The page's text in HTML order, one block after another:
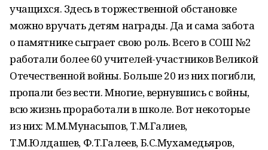
учащихся. Здесь в торжественной обстановке
можно вручать детям награды. Да и сама забота
о памятнике сыграет свою роль. Всего в СОШ №2
работали более 60 учителей-участников Великой
Отечественной войны. Больше 20 из них погибли,
пропали без вести. Многие, вернувшись с войны,
всю жизнь проработали в школе. Вот некоторые
из них: М.М.Мунасыпов, Т.М.Галиев,
Т.М.Юлдашев, Ф.Т.Галеев, Б.С.Мухамедьяров,